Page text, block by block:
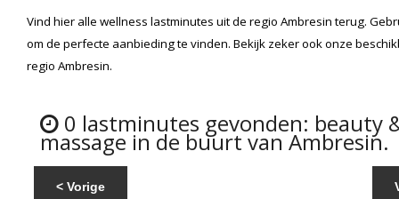
Vind hier alle wellness lastminutes uit de regio Ambresinterug.
om de perfecte aanbieding te vinden. Bekijk zeker ook onze
regio Ambresin.
0 lastminutes gevonden: beauty
massage in de buurt van Ambresin.
< Vorige